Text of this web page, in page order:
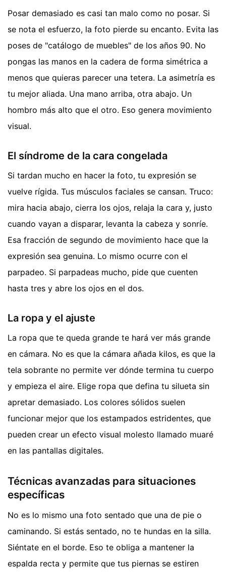
Posar demasiado es casi tan malo como no posar. Si
se nota el esfuerzo, la foto pierde su encanto. Evita las
poses de "catálogo de muebles" de los años 90. No
pongas las manos en la cadera de forma simétrica a
menos que quieras parecer una tetera. La asimetría es
tu mejor aliada. Una mano arriba, otra abajo. Un
hombro más alto que el otro. Eso genera movimiento
visual.
El síndrome de la cara congelada
Si tardan mucho en hacer la foto, tu expresión se
vuelve rígida. Tus músculos faciales se cansan. Truco:
mira hacia abajo, cierra los ojos, relaja la cara y, justo
cuando vayan a disparar, levanta la cabeza y sonríe.
Esa fracción de segundo de movimiento hace que la
expresión sea genuina. Lo mismo ocurre con el
parpadeo. Si parpadeas mucho, pide que cuenten
hasta tres y abre los ojos en el dos.
La ropa y el ajuste
La ropa que te queda grande te hará ver más grande
en cámara. No es que la cámara añada kilos, es que la
tela sobrante no permite ver dónde termina tu cuerpo
y empieza el aire. Elige ropa que defina tu silueta sin
apretar demasiado. Los colores sólidos suelen
funcionar mejor que los estampados estridentes, que
pueden crear un efecto visual molesto llamado muaré
en las pantallas digitales.
Técnicas avanzadas para situaciones
específicas
No es lo mismo una foto sentado que una de pie o
caminando. Si estás sentado, no te hundas en la silla.
Siéntate en el borde. Eso te obliga a mantener la
espalda recta y permite que tus piernas se estiren